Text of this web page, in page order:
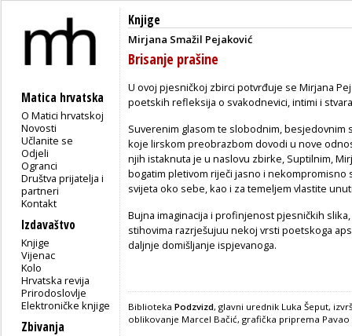
Matica hrvatska
O Matici hrvatskoj
Novosti
Učlanite se
Odjeli
Ogranci
Društva prijatelja i
partneri
Kontakt
Izdavaštvo
Knjige
Vijenac
Kolo
Hrvatska revija
Prirodoslovlje
Elektroničke knjige
Zbivanja
Knjige
Mirjana Smažil Pejaković
Brisanje prašine
U ovoj pjesničkoj zbirci potvrđuje se Mirjana
poetskih refleksija o svakodnevici, intimi i
Suverenim glasom te slobodnim,
koje lirskom preobrazbom dovodi u nove
njih istaknuta je u naslovu zbirke, Suptilnim,
bogatim pletivom riječi jasno i
svijeta oko sebe, kao i za temeljem vlastite
Bujna imaginacija i profinjenost pjesničkih
stihovima razrješujuu nekoj vrsti poetskoga
daljnje domišljanje ispjevanoga.
Biblioteka Podzvizd, glavni urednik Luka Šeput,
oblikovanje Marcel Bačić, grafička priprema